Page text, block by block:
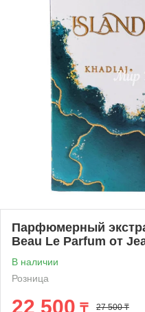
Парфюмерный
Beau Le Parfum от
В наличии
Розница
22 500 27 500 ₸